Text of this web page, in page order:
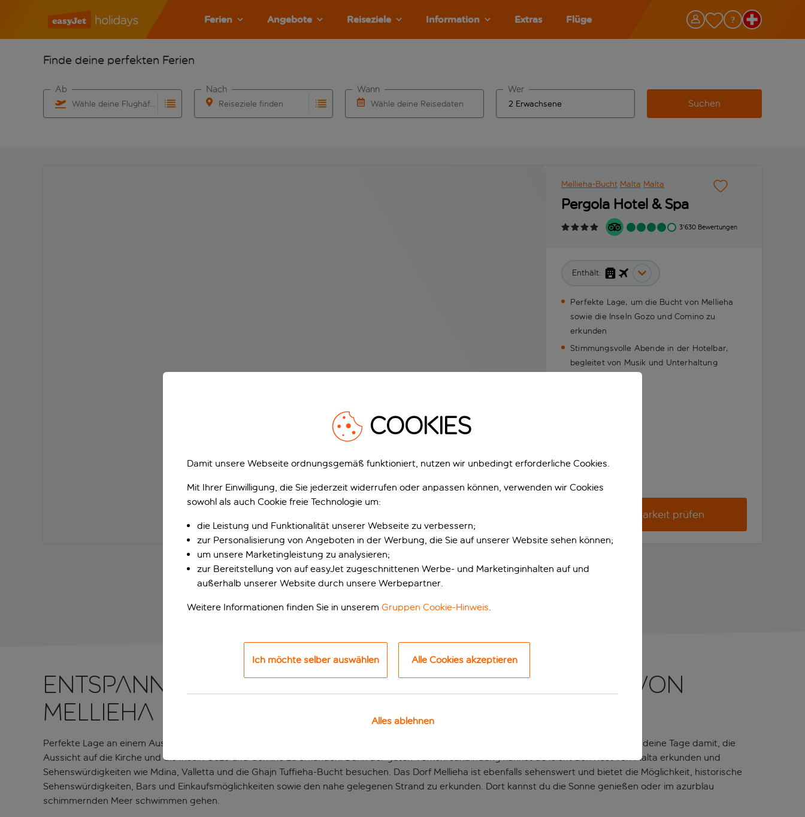
Ferien Angebote Reiseziele Information Extras Flüge
Finde deine perfekten Ferien
Wähle deine Flughäfen
Ab
Reiseziele finden
Nach
Wähle deine Reisedaten
Wann Wer
Suchen
Mellieha-Bucht Malta Malta
Pergola Hotel & Spa
3'630 Bewertungen
Enthält:
Perfekte Lage, um die Bucht von Mellieha
sowie die Inseln Gozo und Comino zu
erkunden
Stimmungsvolle Abende in der Hotelbar,
begleitet von Musik und Unterhaltung
Verfügbarkeit prüfen
Entspannender Ausgangspunkt in der Bucht von
Mellieha
Perfekte Lage an einem Aussichtspunkt in Mellieha, umgeben von malerischen Aussichten und im Mittelpunkt des Geschehens. Verbringe deine Tage damit, die
Aussicht auf die Kirche und die Inseln Gozo und Comino zu erkunden. Dank der guten Verkehrsanbindung kannst du leicht den Rest von Malta erkunden und
Sehenswürdigkeiten wie Mdina, Valletta und die Ghajn Tuffieha-Bucht besuchen. Das Dorf Mellieha ist ebenfalls sehenswert und bietet die Möglichkeit, historische
Sehenswürdigkeiten, Bars und Einkaufsmöglichkeiten sowie den nahe gelegenen Strand zu erkunden. Dort kannst du die Sonne genießen oder im azurblau
schimmernden Meer schwimmen gehen.
COOKIES
Damit unsere Webseite ordnungsgemäß funktioniert, nutzen wir unbedingt erforderliche Cookies.
Mit Ihrer Einwilligung, die Sie jederzeit widerrufen oder anpassen können, verwenden wir Cookies
sowohl als auch Cookie freie Technologie um:
die Leistung und Funktionalität unserer Webseite zu verbessern;
zur Personalisierung von Angeboten in der Werbung, die Sie auf unserer Website sehen können;
um unsere Marketingleistung zu analysieren;
zur Bereitstellung von auf easyJet zugeschnittenen Werbe- und Marketinginhalten auf und
außerhalb unserer Website durch unsere Werbepartner.
Weitere Informationen finden Sie in unserem Gruppen Cookie-Hinweis.
Ich möchte selber auswählen Alle Cookies akzeptieren
Alles ablehnen